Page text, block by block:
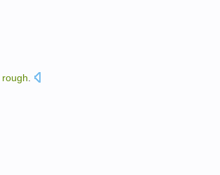
rough